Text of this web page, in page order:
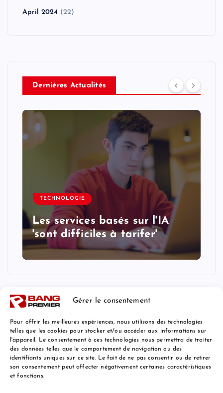
Gérer le consentement
Pour offrir les meilleures expériences, nous utilisons des technologies
telles que les cookies pour stocker et/ou accéder aux informations sur
l'appareil. Le consentement à ces technologies nous permettra de traiter
des données telles que le comportement de navigation ou des
identifiants uniques sur ce site. Le fait de ne pas consentir ou de retirer
son consentement peut affecter négativement certaines caractéristiques
et fonctions.
April 2024 (22)
Derniéres Actualités
TECHNOLOGIE
Les services basés sur l'IA
'sont difficiles à tarifer'
Mentions Légales